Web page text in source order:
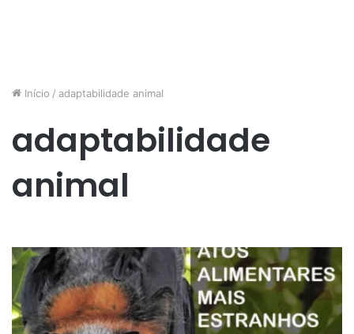
Início / adaptabilidade animal
adaptabilidade
animal